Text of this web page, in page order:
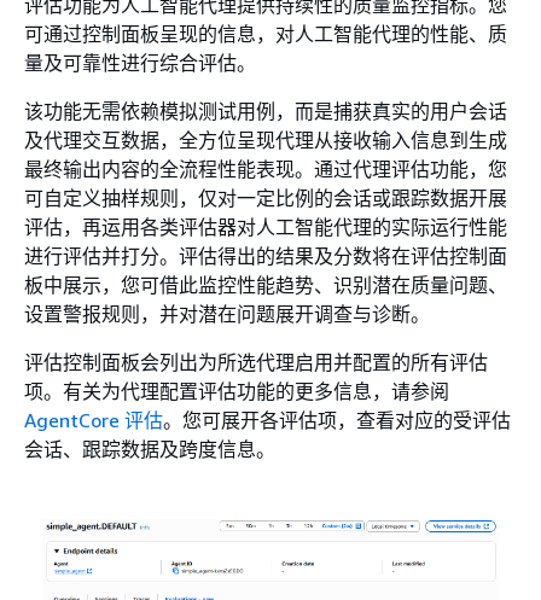
评估功能为人工智能代理提供持续性的质量监控指标。您
可通过控制面板呈现的信息，对人工智能代理的性能、质
量及可靠性进行综合评估。
该功能无需依赖模拟测试用例，而是捕获真实的用户会话
及代理交互数据，全方位呈现代理从接收输入信息到生成
最终输出内容的全流程性能表现。通过代理评估功能，您
可自定义抽样规则，仅对一定比例的会话或跟踪数据开展
评估，再运用各类评估器对人工智能代理的实际运行性能
进行评估并打分。评估得出的结果及分数将在评估控制面
板中展示，您可借此监控性能趋势、识别潜在质量问题、
设置警报规则，并对潜在问题展开调查与诊断。
评估控制面板会列出为所选代理启用并配置的所有评估
项。有关为代理配置评估功能的更多信息，请参阅
AgentCore 评估。您可展开各评估项，查看对应的受评估
会话、跟踪数据及跨度信息。